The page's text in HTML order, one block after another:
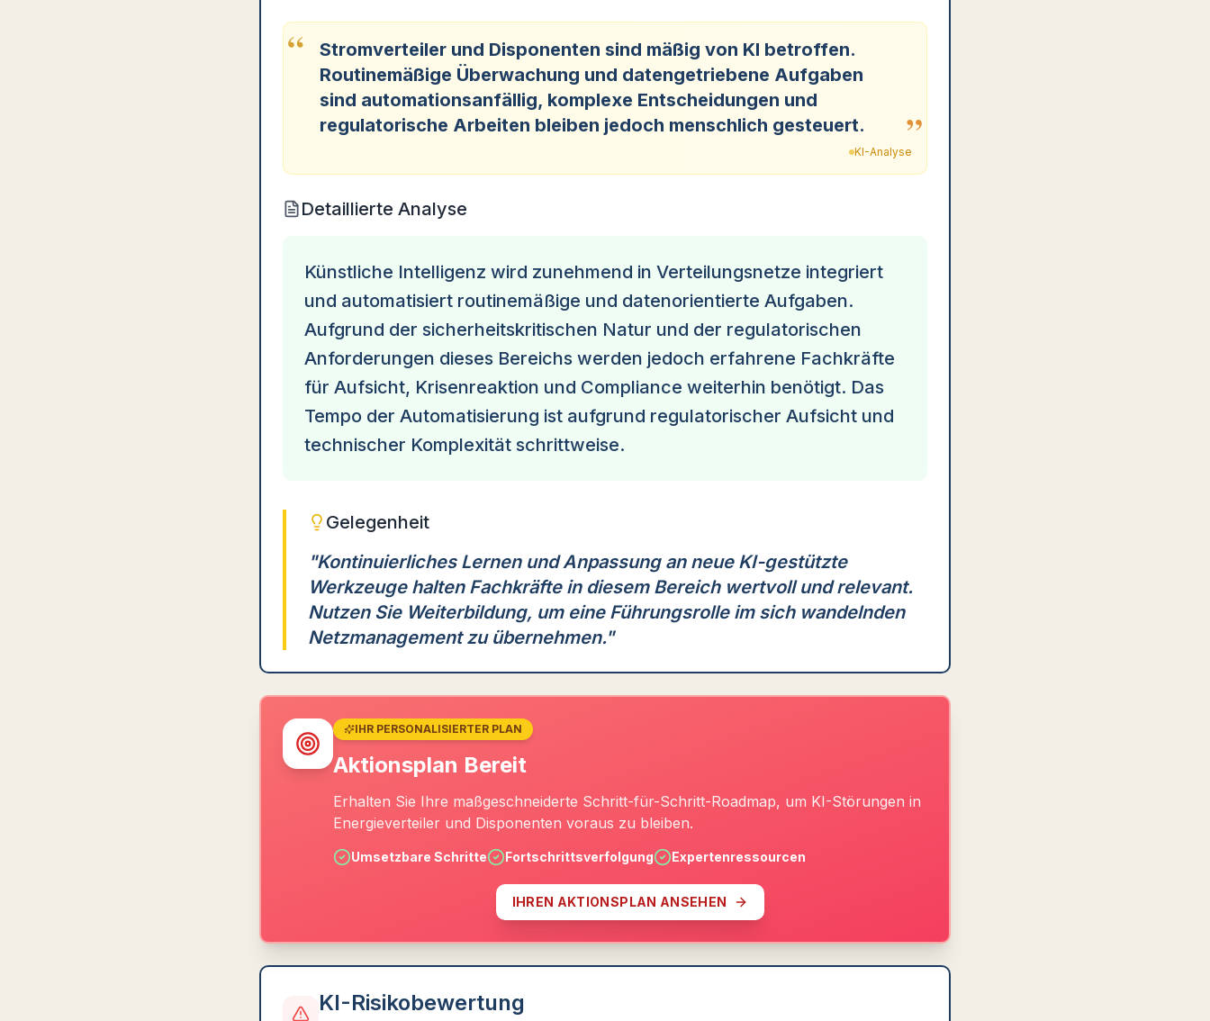
“
Stromverteiler und Disponenten sind mäßig von KI betroffen.
Routinemäßige Überwachung und datengetriebene Aufgaben
sind automationsanfällig, komplexe Entscheidungen und
regulatorische Arbeiten bleiben jedoch menschlich gesteuert.
”
KI-Analyse
Detaillierte Analyse
Künstliche Intelligenz wird zunehmend in Verteilungsnetze integriert
und automatisiert routinemäßige und datenorientierte Aufgaben.
Aufgrund der sicherheitskritischen Natur und der regulatorischen
Anforderungen dieses Bereichs werden jedoch erfahrene Fachkräfte
für Aufsicht, Krisenreaktion und Compliance weiterhin benötigt. Das
Tempo der Automatisierung ist aufgrund regulatorischer Aufsicht und
technischer Komplexität schrittweise.
Gelegenheit
"Kontinuierliches Lernen und Anpassung an neue KI-gestützte
Werkzeuge halten Fachkräfte in diesem Bereich wertvoll und relevant.
Nutzen Sie Weiterbildung, um eine Führungsrolle im sich wandelnden
Netzmanagement zu übernehmen."
IHR PERSONALISIERTER PLAN
Aktionsplan Bereit
Erhalten Sie Ihre maßgeschneiderte Schritt-für-Schritt-Roadmap, um KI-Störungen in
Energieverteiler und Disponenten voraus zu bleiben.
Umsetzbare Schritte Fortschrittsverfolgung Expertenressourcen
IHREN AKTIONSPLAN ANSEHEN
KI-Risikobewertung